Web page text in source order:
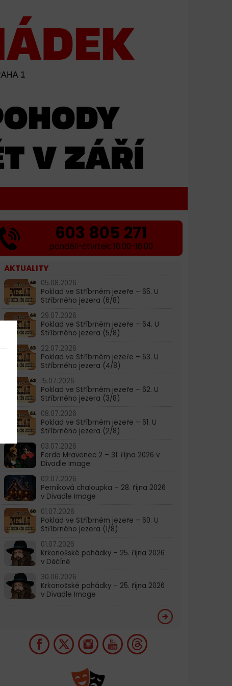
603 805 271
pondělí-čtvrtek: 10:00-16:00
AKTUALITY
05.08.2026
Poklad ve Stříbrném jezeře – 65. U
Stříbrného jezera (6/8)
29.07.2026
Poklad ve Stříbrném jezeře – 64. U
Stříbrného jezera (5/8)
22.07.2026
Poklad ve Stříbrném jezeře – 63. U
Stříbrného jezera (4/8)
15.07.2026
Poklad ve Stříbrném jezeře – 62. U
Stříbrného jezera (3/8)
08.07.2026
Poklad ve Stříbrném jezeře – 61. U
Stříbrného jezera (2/8)
03.07.2026
Ferda Mravenec 2 – 31. října 2026 v
Divadle Image
02.07.2026
Perníková chaloupka – 28. října 2026
v Divadle Image
01.07.2026
Poklad ve Stříbrném jezeře – 60. U
Stříbrného jezera (1/8)
01.07.2026
Krkonošské pohádky – 25. října 2026
v Děčíně
30.06.2026
Krkonošské pohádky – 25. října 2026
v Divadle Image